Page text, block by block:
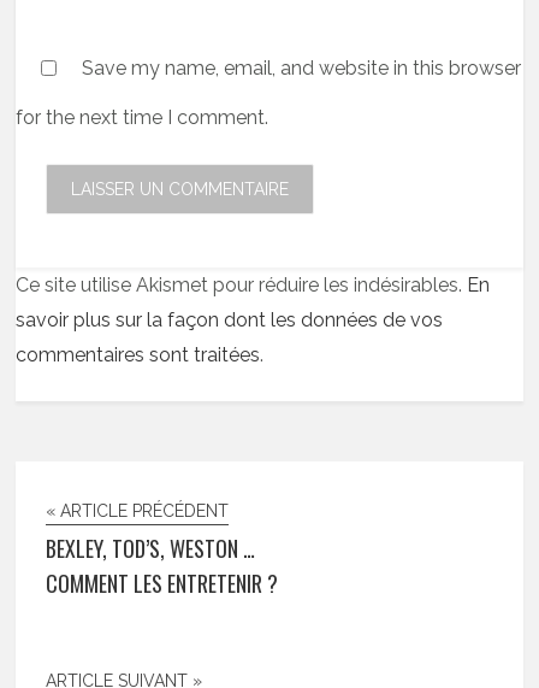
Save my name, email, and website in this browser
for the next time I comment.
Ce site utilise Akismet pour réduire les indésirables. En
savoir plus sur la façon dont les données de vos
commentaires sont traitées.
« ARTICLE PRÉCÉDENT
BEXLEY, TOD’S, WESTON …
COMMENT LES ENTRETENIR ?
ARTICLE SUIVANT »